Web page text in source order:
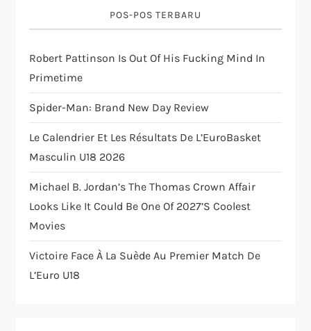
t
i
o
n
POS-POS TERBARU
Robert Pattinson Is Out Of His Fucking Mind In
Primetime
Spider-Man: Brand New Day Review
Le Calendrier Et Les Résultats De L’EuroBasket
Masculin U18 2026
Michael B. Jordan’s The Thomas Crown Affair
Looks Like It Could Be One Of 2027’s Coolest
Movies
Victoire Face À La Suède Au Premier Match De
L’Euro U18